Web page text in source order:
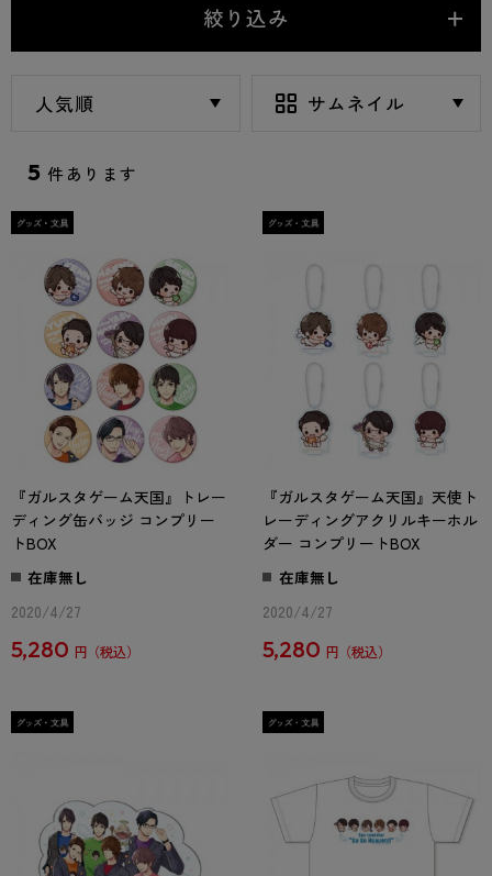
絞り込み
5 件あります
『ガルスタゲーム天国』トレー
ディング缶バッジ コンプリー
トBOX
在庫無し
2020/4/27
5,280 円
『ガルスタゲーム天国』天使ト
レーディングアクリルキーホル
ダー コンプリートBOX
在庫無し
2020/4/27
5,280 円